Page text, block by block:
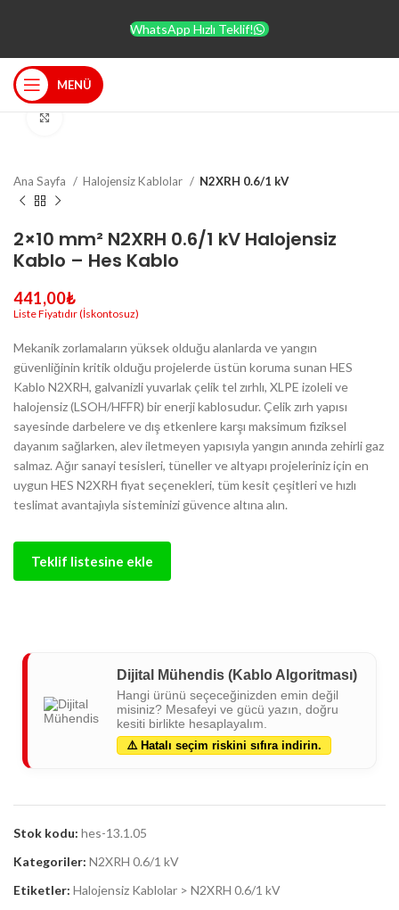
WhatsApp Hızlı Teklif!
MENÜ
Ana Sayfa Halojensiz Kablolar N2XRH 0.6/1 kV
2×10 mm² N2XRH 0.6/1 kV Halojensiz
Kablo – Hes Kablo
441,00₺
Mekanik zorlamaların yüksek olduğu alanlarda ve yangın
güvenliğinin kritik olduğu projelerde üstün koruma sunan HES
Kablo N2XRH, galvanizli yuvarlak çelik tel zırhlı, XLPE izoleli ve
halojensiz (LSOH/HFFR) bir enerji kablosudur. Çelik zırh yapısı
sayesinde darbelere ve dış etkenlere karşı maksimum fiziksel
dayanım sağlarken, alev iletmeyen yapısıyla yangın anında zehirli gaz
salmaz. Ağır sanayi tesisleri, tüneller ve altyapı projeleriniz için en
uygun HES N2XRH fiyat seçenekleri, tüm kesit çeşitleri ve hızlı
teslimat avantajıyla sisteminizi güvence altına alın.
Teklif listesine ekle
Dijital Mühendis (Kablo Algoritması)
Hangi ürünü seçeceğinizden emin değil
misiniz? Mesafeyi ve gücü yazın, doğru
kesiti birlikte hesaplayalım.
⚠️ Hatalı seçim riskini sıfıra indirin.
Stok kodu: hes-13.1.05
Kategoriler: N2XRH 0.6/1 kV
Etiketler: Halojensiz Kablolar > N2XRH 0.6/1 kV